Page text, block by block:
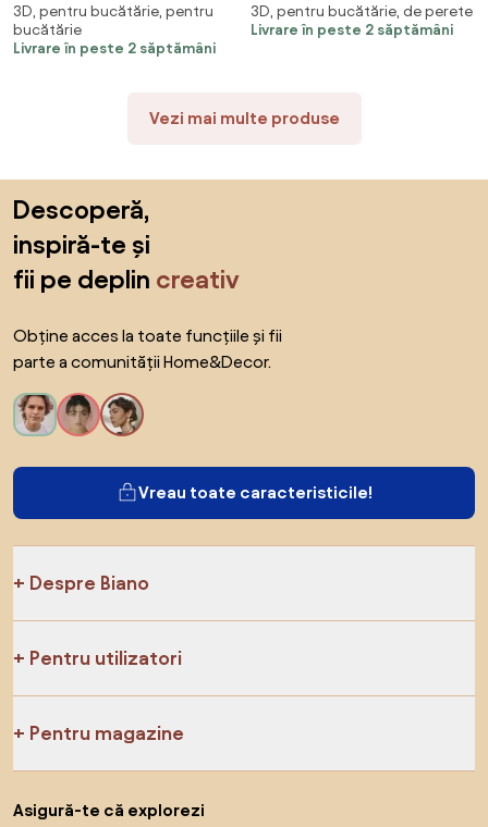
(254x184 cm)
3D, pentru bucătărie, pentru
bucătărie
Livrare în peste 2 săptămâni
(254x184 cm)
3D, pentru bucătărie, de perete
Livrare în peste 2 săptămâni
Vezi mai multe produse
Descoperă,
inspiră-te și
fii pe deplin creativ
Obține acces la toate funcțiile și fii
parte a comunității Home&Decor.
Vreau toate caracteristicile!
Despre Biano
Pentru utilizatori
Pentru magazine
Asigură-te că explorezi